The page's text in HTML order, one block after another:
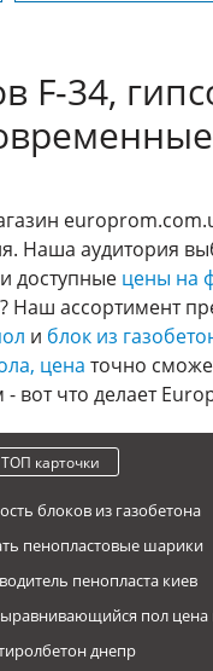
34,
Наша аудитория
доступные цены на
? Наш ассортимент
и блок из
цена точно
вот что делает
ТОП карточки
блоков из газобетона
пенопластовые шарики
пенопласта киев
пол цена
днепр